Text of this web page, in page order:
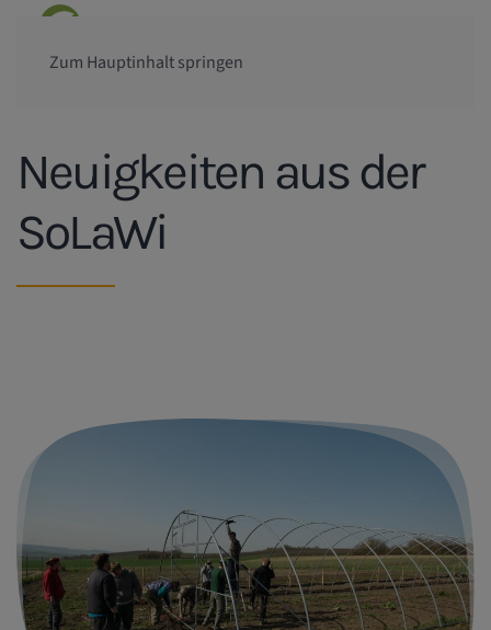
Zum Hauptinhalt springen
Neuigkeiten aus der
SoLaWi